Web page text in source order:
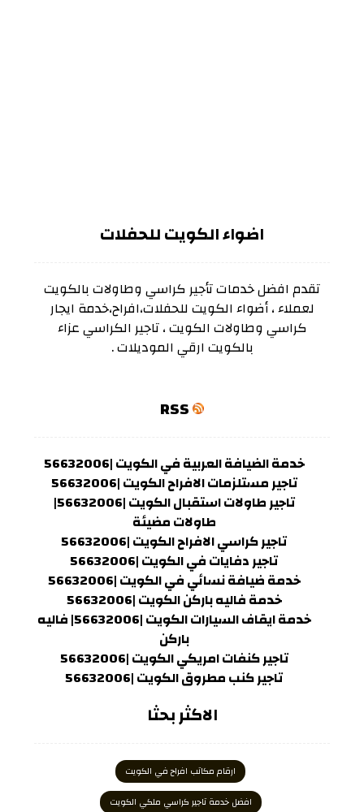
اضواء الكويت للحفلات
تقدم افضل خدمات تأجير كراسي وطاولات بالكويت
لعملاء ، أضواء الكويت للحفلات،افراح،خدمة ايجار
كراسي وطاولات الكويت ، تاجير الكراسي عزاء
بالكويت ارقي الموديلات .
RSS
خدمة الضيافة العربية في الكويت |56632006
تاجير مستلزمات الافراح الكويت |56632006
تاجير طاولات استقبال الكويت |56632006|
طاولات مضيئة
تاجير كراسي الافراح الكويت |56632006
تاجير دفايات في الكويت |56632006
خدمة ضيافة نسائي في الكويت |56632006
خدمة فاليه باركن الكويت |56632006
خدمة ايقاف السيارات الكويت |56632006| فاليه
باركن
تاجير كنفات امريكي الكويت |56632006
تاجير كنب مطروق الكويت |56632006
الاكثر بحثا
ارقام مكاتب افراح في الكويت
افضل خدمة تاجير كراسي ملكي الكويت